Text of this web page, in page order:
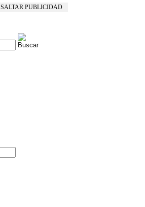
SALTAR PUBLICIDAD